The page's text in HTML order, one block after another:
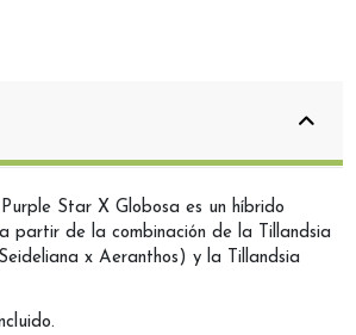
Star X Globosa es un híbrido
partir de la combinación de la Tillandsia
x Aeranthos) y la Tillandsia